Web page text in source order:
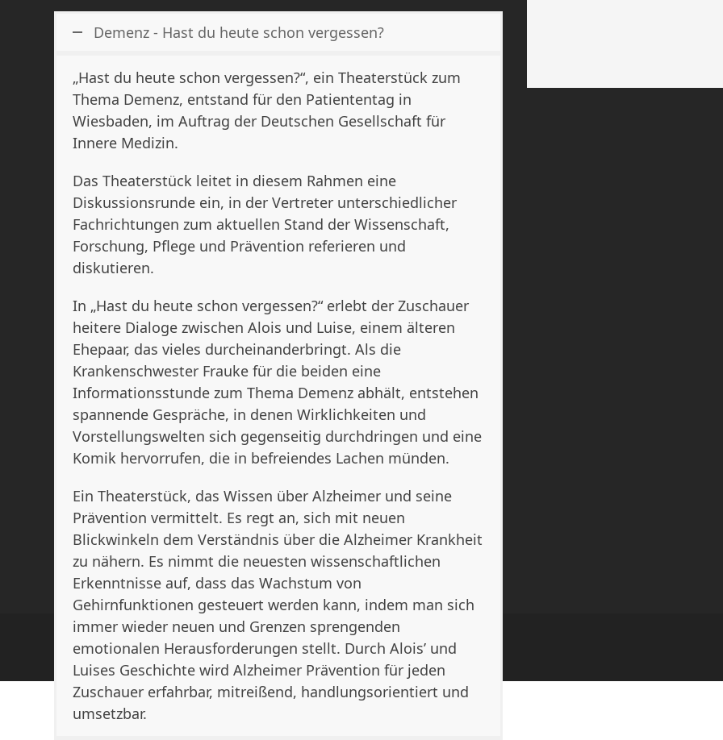
Demenz - Hast du heute schon vergessen?
„Hast du heute schon vergessen?“, ein Theaterstück zum
Thema Demenz, entstand für den Patiententag in
Wiesbaden, im Auftrag der Deutschen Gesellschaft für
Innere Medizin.
Das Theaterstück leitet in diesem Rahmen eine
Diskussionsrunde ein, in der Vertreter unterschiedlicher
Fachrichtungen zum aktuellen Stand der Wissenschaft,
Forschung, Pflege und Prävention referieren und
diskutieren.
In „Hast du heute schon vergessen?“ erlebt der Zuschauer
heitere Dialoge zwischen Alois und Luise, einem älteren
Ehepaar, das vieles durcheinanderbringt. Als die
Krankenschwester Frauke für die beiden eine
Informationsstunde zum Thema Demenz abhält, entstehen
spannende Gespräche, in denen Wirklichkeiten und
Vorstellungswelten sich gegenseitig durchdringen und eine
Komik hervorrufen, die in befreiendes Lachen münden.
Ein Theaterstück, das Wissen über Alzheimer und seine
Prävention vermittelt. Es regt an, sich mit neuen
Blickwinkeln dem Verständnis über die Alzheimer Krankheit
zu nähern. Es nimmt die neuesten wissenschaftlichen
Erkenntnisse auf, dass das Wachstum von
Gehirnfunktionen gesteuert werden kann, indem man sich
immer wieder neuen und Grenzen sprengenden
emotionalen Herausforderungen stellt. Durch Alois’ und
Luises Geschichte wird Alzheimer Prävention für jeden
Zuschauer erfahrbar, mitreißend, handlungsorientiert und
umsetzbar.